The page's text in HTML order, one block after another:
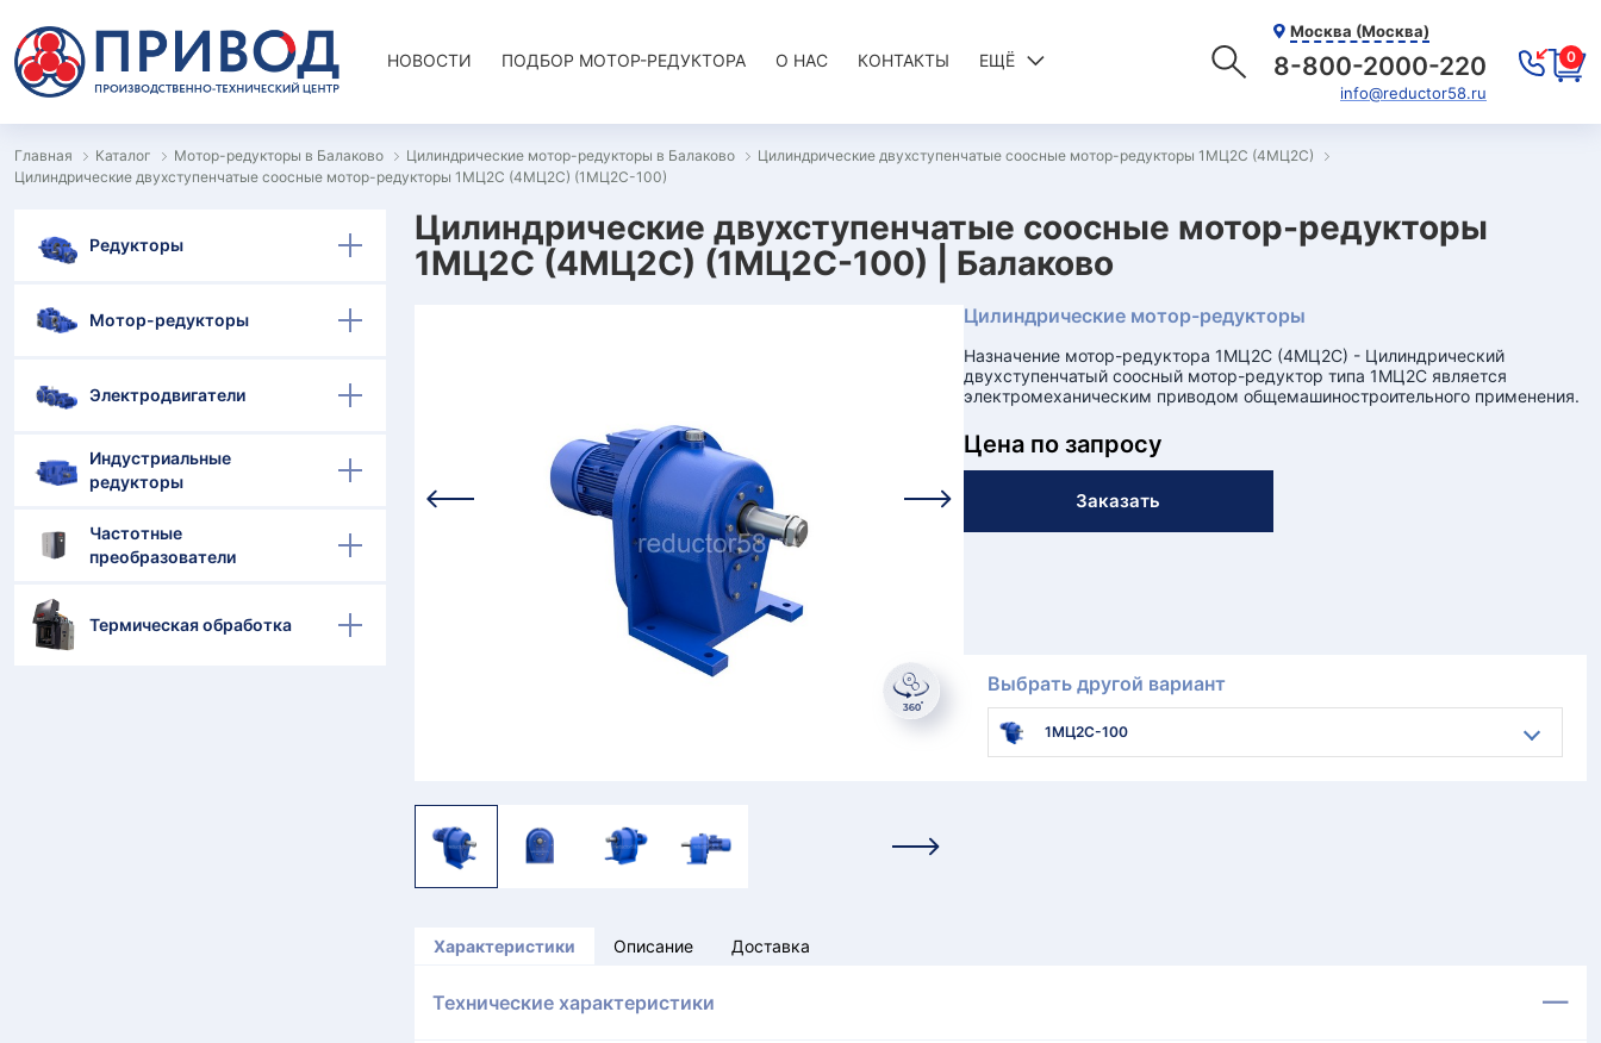
НОВОСТИ ПОДБОР МОТОР-РЕДУКТОРА О НАС КОНТАКТЫ ЕЩЁ
Москва (Москва)
8-800-2000-220
info@reductor58.ru
0
Главная Каталог Мотор-редукторы в Балаково Цилиндрические мотор-редукторы в Балаково
Цилиндрические двухступенчатые соосные мотор-редукторы 1МЦ2С (4МЦ2С)
Цилиндрические двухступенчатые соосные мотор-редукторы 1МЦ2С (4МЦ2С) (1МЦ2С-100)
Редукторы
Мотор-редукторы
Электродвигатели
Индустриальные
редукторы
Частотные
преобразователи
Термическая обработка
Цилиндрические двухступенчатые соосные мотор-редукторы
1МЦ2С (4МЦ2С) (1МЦ2С-100) | Балаково
Цилиндрические мотор-редукторы
Назначение мотор-редуктора 1МЦ2С (4МЦ2С) - Цилиндрический
двухступенчатый соосный мотор-редуктор типа 1МЦ2С является
электромеханическим приводом общемашиностроительного применения.
Цена по запросу
Заказать
Выбрать другой вариант
1МЦ2С-100
Характеристики Описание Доставка
Технические характеристики